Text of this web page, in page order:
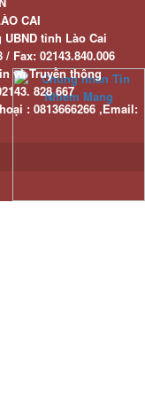
CAI
tỉnh Lào Cai
/ Fax:02143.840.006
và Truyền thông
828 667
: 0813666266 ,Email: